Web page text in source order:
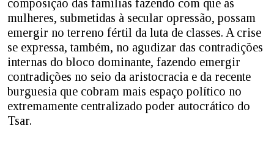
composição das famílias fazendo com que as
mulheres, submetidas à secular opressão, possam
emergir no terreno fértil da luta de classes. A crise
se expressa, também, no agudizar das contradições
internas do bloco dominante, fazendo emergir
contradições no seio da aristocracia e da recente
burguesia que cobram mais espaço político no
extremamente centralizado poder autocrático do
Tsar.